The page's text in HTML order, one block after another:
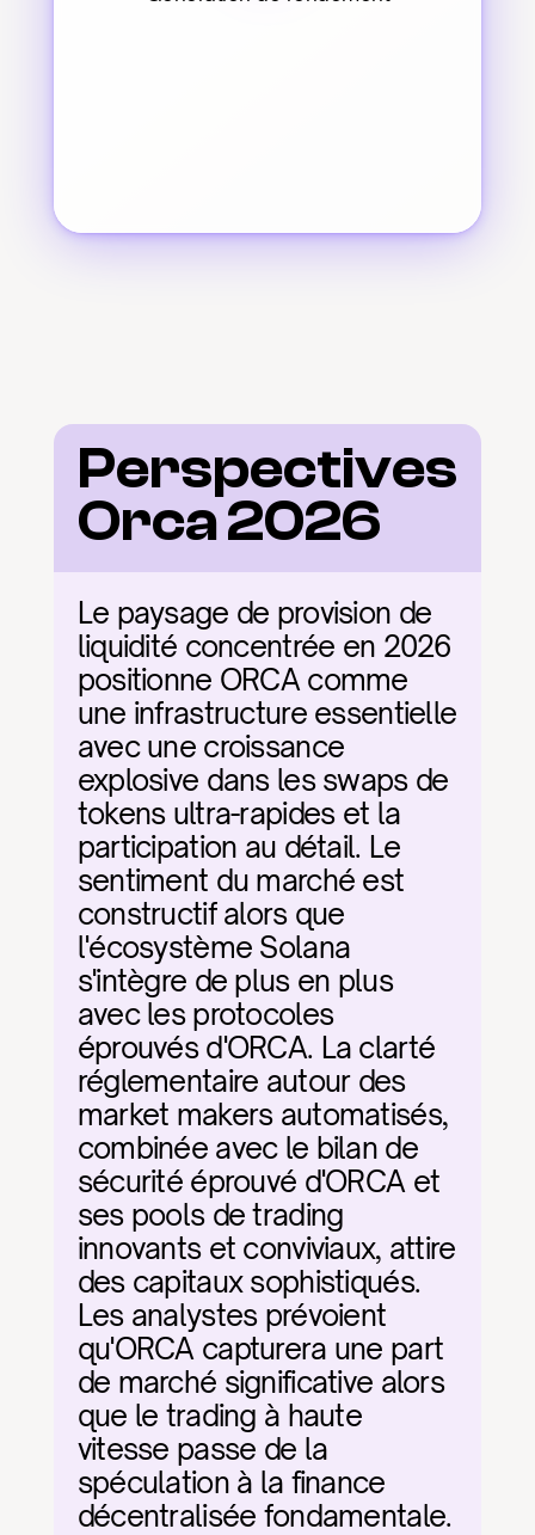
Perspectives
Orca 2026
Le paysage de provision de
liquidité concentrée en 2026
positionne ORCA comme
une infrastructure essentielle
avec une croissance
explosive dans les swaps de
tokens ultra-rapides et la
participation au détail. Le
sentiment du marché est
constructif alors que
l'écosystème Solana
s'intègre de plus en plus
avec les protocoles
éprouvés d'ORCA. La clarté
réglementaire autour des
market makers automatisés,
combinée avec le bilan de
sécurité éprouvé d'ORCA et
ses pools de trading
innovants et conviviaux, attire
des capitaux sophistiqués.
Les analystes prévoient
qu'ORCA capturera une part
de marché significative alors
que le trading à haute
vitesse passe de la
spéculation à la finance
décentralisée fondamentale.